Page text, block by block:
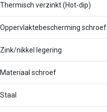
Thermisch verzinkt (Hot-dip)
Oppervlaktebescherming schroef
Zink/nikkel legering
Materiaal schroef
Staal